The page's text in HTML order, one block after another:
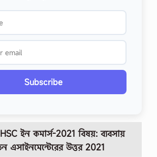
Subscribe
ইন কমার্স-2021 বিষয়: ব্যবসায়
এসাইনমেন্টেরের উত্তর2021